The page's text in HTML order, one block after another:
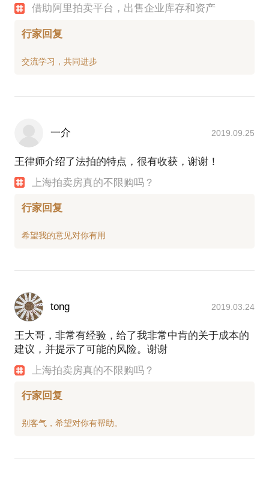
借助阿里拍卖平台，出售企业库存和资产
行家回复
一介 2019.09.25
王律师介绍了法拍的特点，很有收获，谢谢！
上海拍卖房真的不限购吗？
行家回复
tong 2019.03.24
王大哥，非常有经验，给了我非常中肯的关于成本的
建议，并提示了可能的风险。谢谢
上海拍卖房真的不限购吗？
行家回复